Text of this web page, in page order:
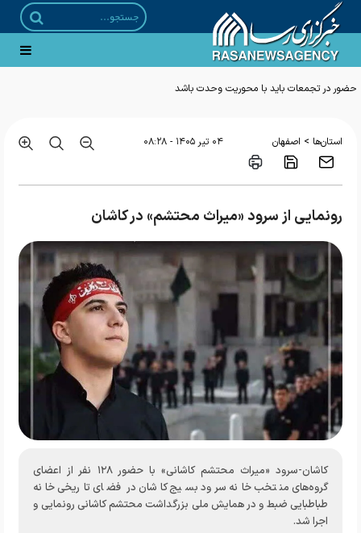
حضور در تجمعات باید با محوریت وحدت باشد
استان‌ها > اصفهان ۰۴ تير ۱۴۰۵ - ۰۸:۲۸
رونمایی از سرود «میراث محتشم» در کاشان
کاشان-سرود «میراث محتشم کاشانی» با حضور ۱۲۸ نفر از اعضای
گروه‌های منتخب خانه سرود بسیج کاشان در فضای تاریخی خانه
طباطبایی ضبط و در همایش ملی بزرگداشت محتشم کاشانی رونمایی و
اجرا شد.